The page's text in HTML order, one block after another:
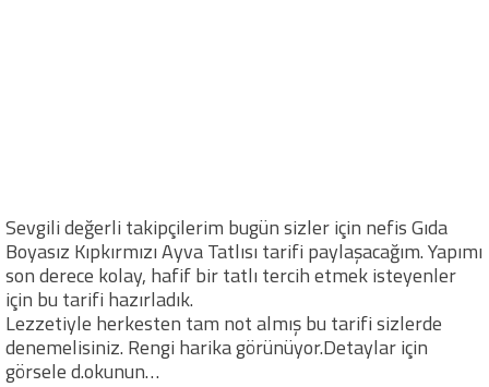
Sevgili değerli takipçilerim bugün sizler için nefis Gıda
Boyasız Kıpkırmızı Ayva Tatlısı tarifi paylaşacağım. Yapımı
son derece kolay, hafif bir tatlı tercih etmek isteyenler
için bu tarifi hazırladık.
Lezzetiyle herkesten tam not almış bu tarifi sizlerde
denemelisiniz. Rengi harika görünüyor.Detaylar için
görsele d.okunun…